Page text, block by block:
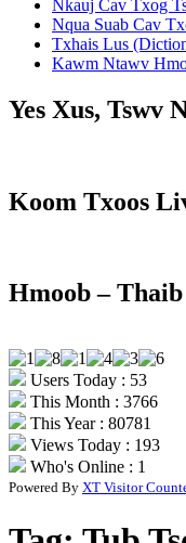
Nkauj Cav Txog
Nqua Suab Cav
Txhais Lus
Kawm Ntawv
Yes Xus, Tswv
Koom Txoos
Hmoob – Thaib
Users Today : 53
This Month : 3766
This Year : 80781
Views Today : 193
Who's Online : 1
Powered By XT Visitor